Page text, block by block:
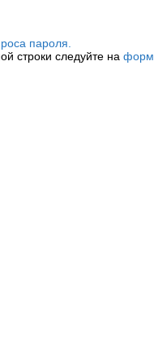
пароля.
строки следуйте на